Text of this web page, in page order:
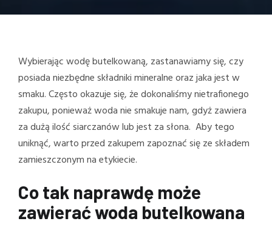
Wybierając wodę butelkowaną, zastanawiamy się, czy
posiada niezbędne składniki mineralne oraz jaka jest w
smaku. Często okazuje się, że dokonaliśmy nietrafionego
zakupu, ponieważ woda nie smakuje nam, gdyż zawiera
za dużą ilość siarczanów lub jest za słona. Aby tego
uniknąć, warto przed zakupem zapoznać się ze składem
zamieszczonym na etykiecie.
Co tak naprawdę może
zawierać woda butelkowana